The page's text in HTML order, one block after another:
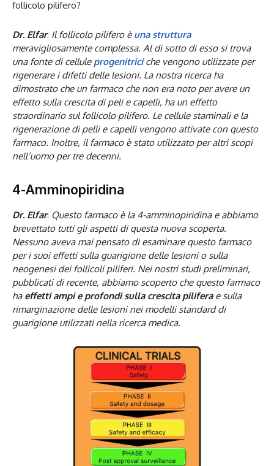
follicolo pilifero?
Dr. Elfar: Il follicolo pilifero è una struttura
meravigliosamente complessa. Al di sotto di esso si trova
una fonte di cellule progenitriciche vengono utilizzate per
rigenerare i difetti delle lesioni. La nostra ricerca ha
dimostrato che un farmaco che non era noto per avere un
effetto sulla crescita di peli e capelli, ha un effetto
straordinario sul follicolo pilifero. Le cellule staminali e la
rigenerazione di pelli e capelli vengono attivate con questo
farmaco. Inoltre, il farmaco è stato utilizzato per altri scopi
nell’uomo per tre decenni.
4-Amminopiridina
Dr. Elfar: Questo farmaco è la 4-amminopiridina e abbiamo
brevettato tutti gli aspetti di questa nuova scoperta.
Nessuno aveva mai pensato di esaminare questo farmaco
per i suoi effetti sulla guarigione delle lesioni o sulla
neogenesi dei follicoli piliferi. Nei nostri studi preliminari,
pubblicati di recente, abbiamo scoperto che questo farmaco
haeffetti ampi e profondi sulla crescita piliferae sulla
rimarginazione delle lesioni nei modelli standard di
guarigione utilizzati nella ricerca medica.